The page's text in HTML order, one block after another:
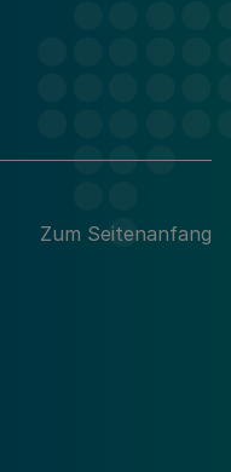
Zum Seitenanfang